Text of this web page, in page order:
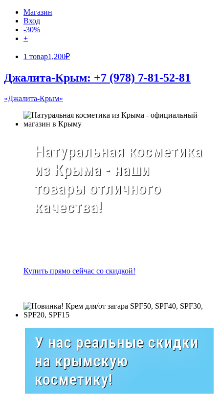
Магазин
Вход
-30%
+
1 товар1,200₽
Джалита-Крым: +7 (978) 7-81-52-81
«Джалита-Крым»
Натуральная косметика
из Крыма - наши
товары отличного
качества!
Купить прямо сейчас со скидкой!
У нас реальные скидки
на крымскую
косметику!